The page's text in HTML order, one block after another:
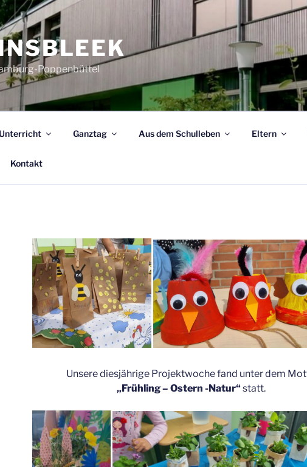
Poppenbüttel
Unterricht Ganztag Aus dem Schulleben Eltern
Kontakt
Unsere diesjährige Projektwoche fand unter dem
„Frühling – Ostern -Natur“statt.